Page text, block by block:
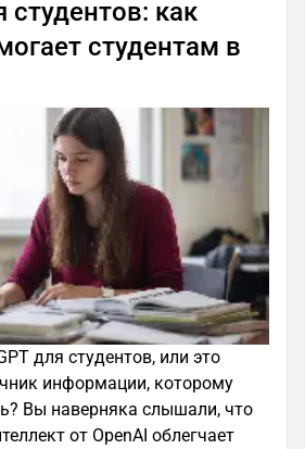
студентов: как
студентам в
для студентов, или это
информации, которому
Вы наверняка слышали, что
от OpenAI облегчает